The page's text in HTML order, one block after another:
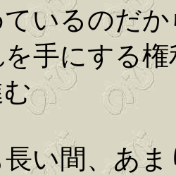
いるのだか
手にする
い間、あ